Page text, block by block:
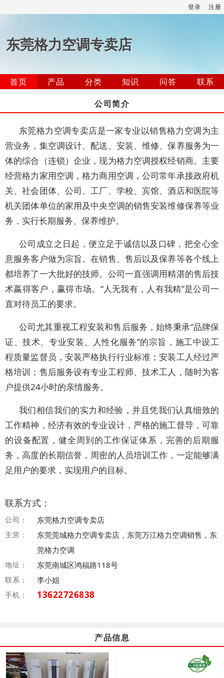
登录 注册
东莞格力空调专卖店
首页 产品 分类 知识 问答
联系
公司简介
东莞格力空调专卖店是一家专业以销售格力空调为主
营业务，集空调设计、配送、安装、维修、保养服务为一
体的综合（连锁）企业，现为格力空调授权经销商。主要
经营格力家用空调，格力商用空调，公司常年承接政府机
关、社会团体、公司、工厂、学校、宾馆、酒店和医院等
机关团体单位的家用及中央空调的销售安装维修保养等业
务，实行长期服务、保养维护。
公司成立之日起，便立足于诚信以及口碑，把全心全
意服务客户做为宗旨。在销售、售后以及保养等各个线上
都培养了一大批好的技师。公司一直强调用精湛的售后技
术嬴得客户，赢得市场。“人无我有，人有我精”是公司一
直对待员工的要求。
公司尤其重视工程安装和售后服务，始终秉承“品牌保
证、技术、专业安装、人性化服务”的宗旨，施工中设工
程质量监督员，安装严格执行行业标准；安装工人经过严
格培训；售后服务设有专业工程师、技术工人，随时为客
户提供24小时的亲情服务。
我们相信我们的实力和经验，并且凭我们认真细致的
工作精神，经济有效的专业设计，严格的施工督导，可靠
的设备配置，健全周到的工作保证体系，完善的后期服
务，高度的长期信誉，周密的人员培训工作，一定能够满
足用户的要求，实现用户的目标。
联系方式：
公司： 东莞格力空调专卖店
主营：
东莞莞城格力空调专卖店，东莞万江格力空调销售，东
莞格力空调
地址： 东莞南城区鸿福路118号
联系： 李小姐
手机： 13622726838
产品信息